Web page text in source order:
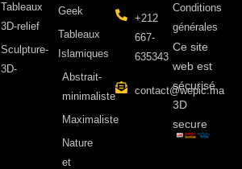
Tableaux
3D-relief
Sculpture-
3D-
Geek
Tableaux
Islamiques
Abstrait-
minimaliste
Maximaliste
Nature
et
+212
667-
635343
contact@wepic.ma
Conditions
générales
Ce site
web est
sécurisé
3D
secure